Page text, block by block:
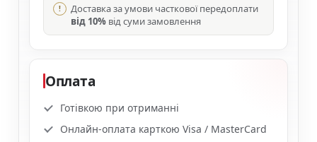
Доставка за умови часткової передоплати
від 10% від суми замовлення
Оплата
Готівкою при отриманні
Онлайн-оплата карткою Visa / MasterCard